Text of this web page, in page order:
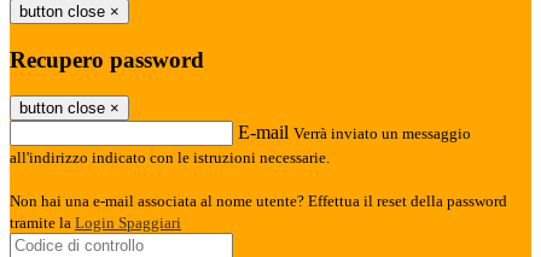
button close ×
Recupero password
button close ×
E-mail Verrà inviato un messaggio
all'indirizzo indicato con le istruzioni necessarie.
Non hai una e-mail associata al nome utente? Effettua il reset della password
tramite la Login Spaggiari